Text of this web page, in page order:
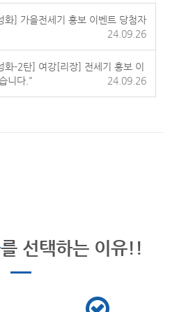
화] 가을전세기 홍보 이벤트 당첨자
24.09.26
화-2탄] 여강[리장] 전세기 홍보 이
니다."
24.09.26
를 선택하는 이유!!